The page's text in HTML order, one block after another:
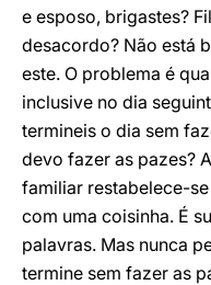
e esposo, brigastes?
desacordo? Não está
este. O problema é
inclusive no dia
termineis o dia sem
devo fazer as pazes?
familiar restabelece-
com uma coisinha. É
palavras. Mas nunca
termine sem fazer as